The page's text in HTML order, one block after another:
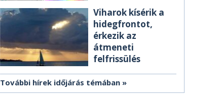
Viharok kísérik a
hidegfrontot,
érkezik az
átmeneti
felfrissülés
További hírek időjárás témában